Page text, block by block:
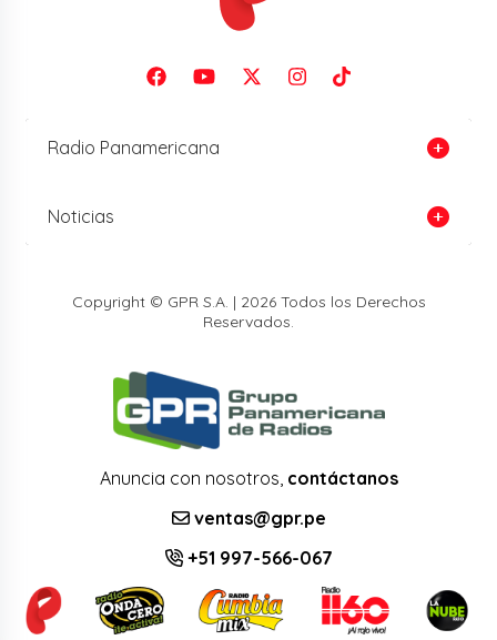
Radio Panamericana
Noticias
Copyright © GPR S.A. | 2026 Todos los Derechos
Reservados.
Anuncia con nosotros, contáctanos
ventas@gpr.pe
+51 997-566-067